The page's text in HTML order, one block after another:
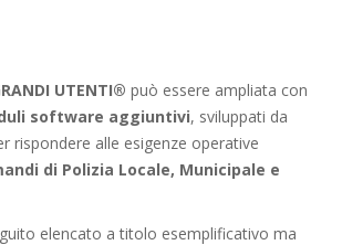
UTENTI® può essere ampliata con
software aggiuntivi, sviluppati da
rispondere alle esigenze operative
di Polizia Locale, Municipale e
elencato a titolo esemplificativo ma